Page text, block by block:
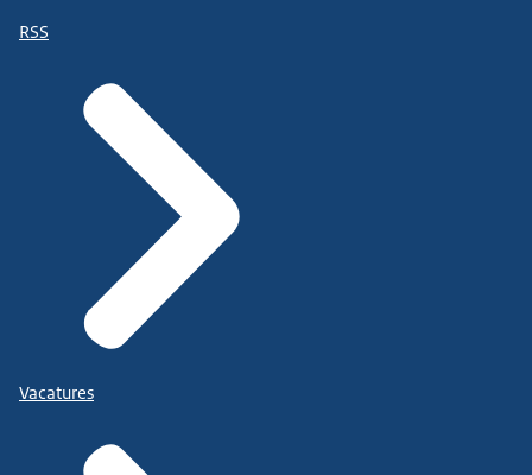
RSS
Vacatures